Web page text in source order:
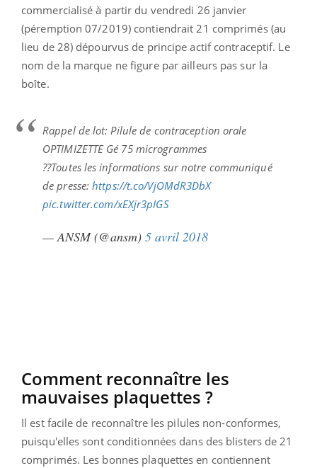
commercialisé à partir du vendredi 26 janvier
(péremption 07/2019) contiendrait 21 comprimés (au
lieu de 28) dépourvus de principe actif contraceptif. Le
nom de la marque ne figure par ailleurs pas sur la
boîte.
Rappel de lot: Pilule de contraception orale
OPTIMIZETTE Gé 75 microgrammes
??Toutes les informations sur notre communiqué
de presse:https://t.co/VjOMdR3DbX
pic.twitter.com/xEXjr3pIGS
— ANSM (@ansm) 5 avril 2018
Comment reconnaître les
mauvaises plaquettes ?
Il est facile de reconnaître les pilules non-conformes,
puisqu'elles sont conditionnées dans des blisters de 21
comprimés. Les bonnes plaquettes en contiennent